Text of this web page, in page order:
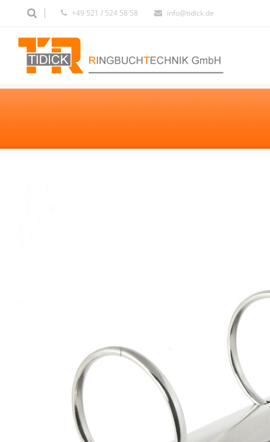
+49 521 / 524 58 58 info@tidick.de